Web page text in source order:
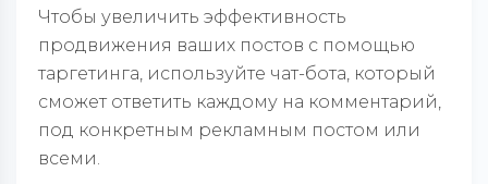
Чтобы увеличить эффективность
продвижения ваших постов с помощью
таргетинга, используйте чат-бота, который
сможет ответить каждому на комментарий,
под конкретным рекламным постом или
всеми.